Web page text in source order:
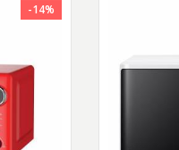
-14%